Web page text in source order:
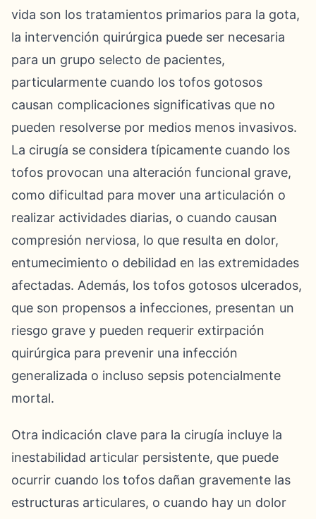
vida son los tratamientos primarios para la gota,
la intervención quirúrgica puede ser necesaria
para un grupo selecto de pacientes,
particularmente cuando los tofos gotosos
causan complicaciones significativas que no
pueden resolverse por medios menos invasivos.
La cirugía se considera típicamente cuando los
tofos provocan una alteración funcional grave,
como dificultad para mover una articulación o
realizar actividades diarias, o cuando causan
compresión nerviosa, lo que resulta en dolor,
entumecimiento o debilidad en las extremidades
afectadas. Además, los tofos gotosos ulcerados,
que son propensos a infecciones, presentan un
riesgo grave y pueden requerir extirpación
quirúrgica para prevenir una infección
generalizada o incluso sepsis potencialmente
mortal.
Otra indicación clave para la cirugía incluye la
inestabilidad articular persistente, que puede
ocurrir cuando los tofos dañan gravemente las
estructuras articulares, o cuando hay un dolor